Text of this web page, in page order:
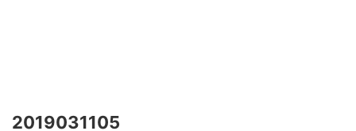
2019031105